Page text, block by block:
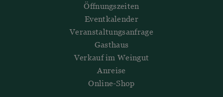
Öffnungszeiten
Eventkalender
Veranstaltungsanfrage
Gasthaus
Verkauf im Weingut
Anreise
Online-Shop